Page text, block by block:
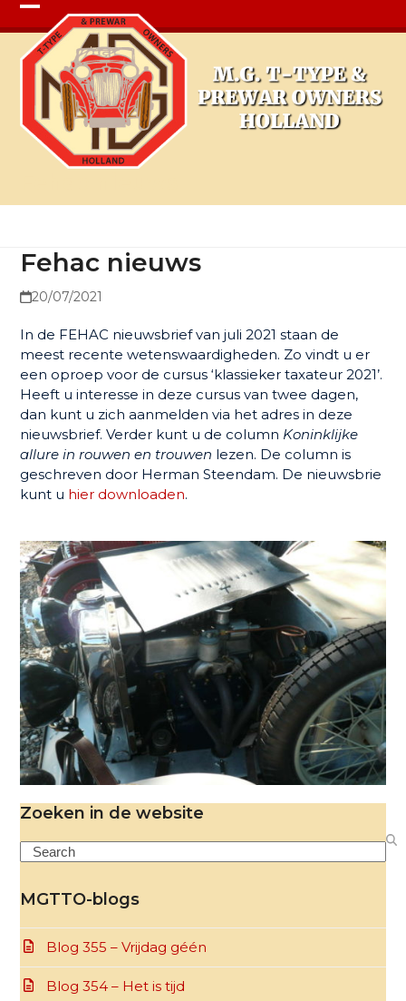
Open
mobile
menu
Close
mobile
menu
Fehac nieuws
20/07/2021
In de FEHAC nieuwsbrief van juli 2021 staan de
meest recente wetenswaardigheden. Zo vindt u er
een oproep voor de cursus ‘klassieker taxateur 2021’.
Heeft u interesse in deze cursus van twee dagen,
dan kunt u zich aanmelden via het adres in deze
nieuwsbrief. Verder kunt u de column Koninklijke
allure in rouwen en trouwen lezen. De column is
geschreven door Herman Steendam. De nieuwsbrie
kunt u hier downloaden.
Zoeken in de website
Search
MGTTO-blogs
Blog 355 – Vrijdag géén
Blog 354 – Het is tijd